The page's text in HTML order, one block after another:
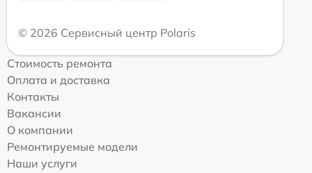
© 2026 Сервисный центр Polaris
Стоимость ремонта
Оплата и доставка
Контакты
Вакансии
О компании
Ремонтируемые модели
Наши услуги